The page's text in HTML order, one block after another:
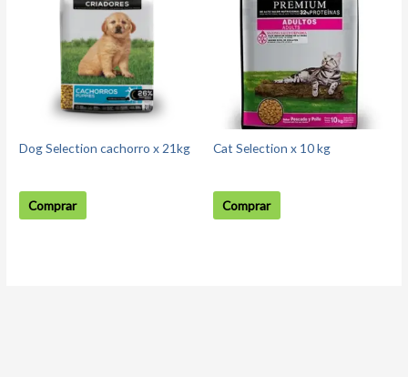
Dog Selection cachorro x 21kg
Comprar
Cat Selection x 10 kg
Comprar